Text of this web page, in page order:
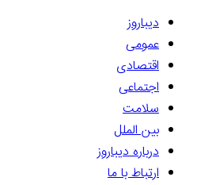
دیباروز
عمومی
اقتصادی
اجتماعی
سلامت
بین الملل
درباره دیباروز
ارتباط با ما